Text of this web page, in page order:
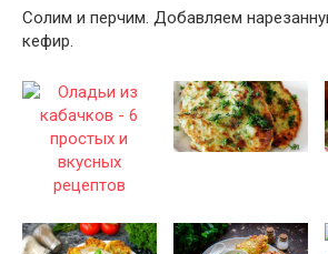
Солим и перчим. Добавляем
кефир.